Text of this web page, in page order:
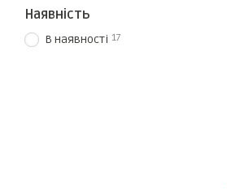
Наявність
В наявності 17